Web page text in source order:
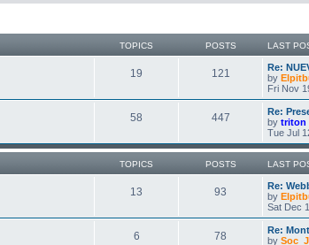
TOPICS POSTS LAST
19 121
Re:
by
Fri Nov
58 447
Re:
by triton
Tue Jul
TOPICS POSTS LAST
13 93
Re:
by
Sat Dec
6 78
Re:
by